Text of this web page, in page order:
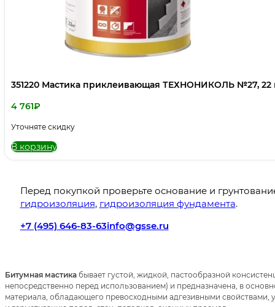
351220 Мастика приклеивающая ТЕХНОНИКОЛЬ №27, 22
4 761₽
Уточняте скидку
В корзину
Перед покупкой проверьте основание и
гидроизоляция, гидроизоляция фундамента.
+7 (495) 646-83-63info@gsse.ru
Битумная мастика бывает густой, жидкой, пастообразной
непосредственно перед использованием) и предназначена, в
материала, обладающего превосходными адгезивными